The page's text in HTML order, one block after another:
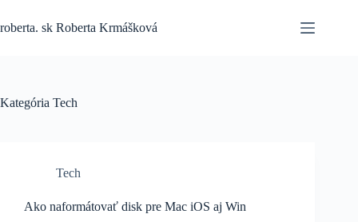
content
roberta. sk Roberta Krmášková
Kategória Tech
Tech
Ako naformátovať disk pre Mac iOS aj Win